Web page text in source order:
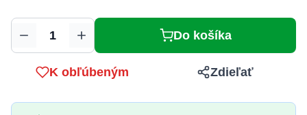
Množstvo Do košíka
K obľúbeným Zdieľať